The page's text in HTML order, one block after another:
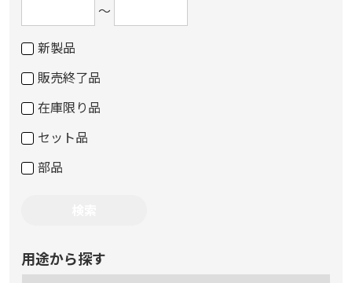
～
新製品
販売終了品
在庫限り品
セット品
部品
用途から探す